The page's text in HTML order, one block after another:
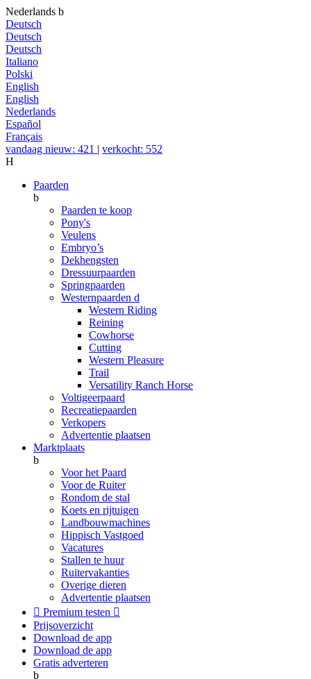
Nederlands b
Deutsch
Deutsch
Deutsch
Italiano
Polski
English
English
Nederlands
Español
Français
vandaag nieuw: 421 | verkocht: 552
H
Paarden
b
Paarden te koop
Pony's
Veulens
Embryo’s
Dekhengsten
Dressuurpaarden
Springpaarden
Westernpaarden d
Western Riding
Reining
Cowhorse
Cutting
Western Pleasure
Trail
Versatility Ranch Horse
Voltigeerpaard
Recreatiepaarden
Verkopers
Advertentie plaatsen
Marktplaats
b
Voor het Paard
Voor de Ruiter
Rondom de stal
Koets en rijtuigen
Landbouwmachines
Hippisch Vastgoed
Vacatures
Stallen te huur
Ruitervakanties
Overige dieren
Advertentie plaatsen
 Premium testen 
Prijsoverzicht
Download de app
Download de app
Gratis adverteren
b